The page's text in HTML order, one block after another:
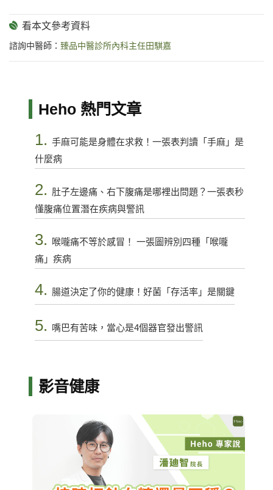
諮詢中醫師： 臻品中醫診所內科主任田騏嘉
Heho 熱門文章
1. 手麻可能是身體在求救！一張表判讀「手麻」是
什麼病
2. 肚子左邊痛、右下腹痛是哪裡出問題？一張表秒
懂腹痛位置潛在疾病與警訊
3.
喉嚨痛不等於感冒！ 一張圖辨別四種「喉嚨
痛」疾病
4. 腸道決定了你的健康！好菌「存活率」是關鍵
5. 嘴巴有苦味，當心是4個器官發出警訊
影音健康